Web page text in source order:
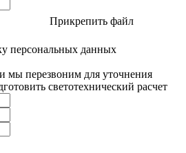
Прикрепить файл
персональных данных
мы перезвоним для уточнения
светотехнический расчет